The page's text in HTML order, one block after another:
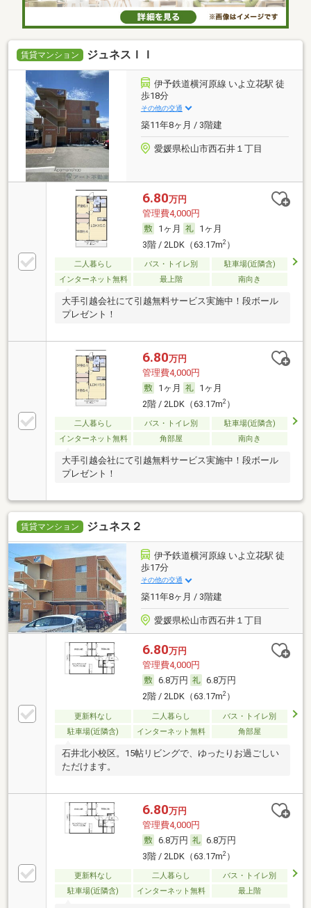
賃貸マンション ジュネスＩＩ
伊予鉄道横河原線 いよ立花駅 徒
歩18分
その他の交通
築11年8ヶ月 / 3階建
愛媛県松山市西石井１丁目
6.80万円
管理費4,000円
1ヶ月
1ヶ月
3階 / 2LDK（63.17m2）
二人暮らし バス・トイレ別
駐車場(近隣含)
インターネット無料
最上階 南向き
大手引越会社にて引越無料サービス実施中！段ボール
プレゼント！
6.80万円
管理費4,000円
1ヶ月
1ヶ月
2階 / 2LDK（63.17m2）
二人暮らし バス・トイレ別
駐車場(近隣含)
インターネット無料
角部屋 南向き
大手引越会社にて引越無料サービス実施中！段ボール
プレゼント！
賃貸マンション ジュネス２
伊予鉄道横河原線 いよ立花駅 徒
歩17分
その他の交通
築11年8ヶ月 / 3階建
愛媛県松山市西石井１丁目
6.80万円
管理費4,000円
6.8万円
6.8万円
2階 / 2LDK（63.17m2）
更新料なし 二人暮らし
バス・トイレ別
駐車場(近隣含)
インターネット無料 角部屋
石井北小校区。15帖リビングで、ゆったりお過ごしい
ただけます。
6.80万円
管理費4,000円
6.8万円
6.8万円
3階 / 2LDK（63.17m2）
更新料なし 二人暮らし
バス・トイレ別
駐車場(近隣含)
インターネット無料 最上階